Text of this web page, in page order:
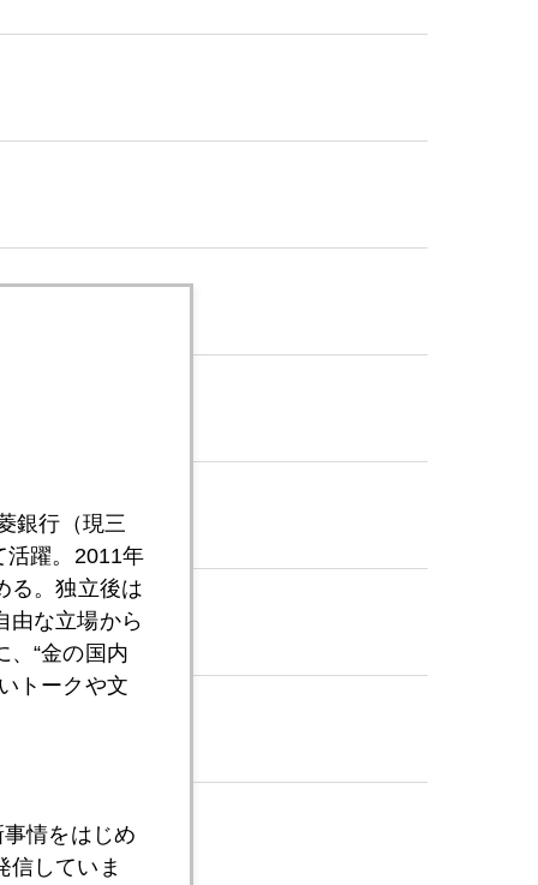
銀行（現三
活躍。2011年
る。独立後は
由な立場から
、“金の国内
トークや文
情をはじめ
信していま